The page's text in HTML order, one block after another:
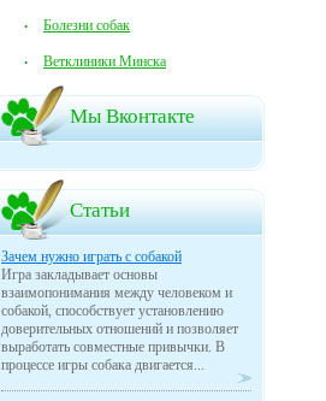
Болезни собак
Ветклиники Минска
Мы Вконтакте
Статьи
Зачем нужно играть с собакой
Игра закладывает основы
взаимопонимания между человеком и
собакой, способствует установлению
доверительных отношений и позволяет
выработать совместные привычки. В
процессе игры собака двигается...